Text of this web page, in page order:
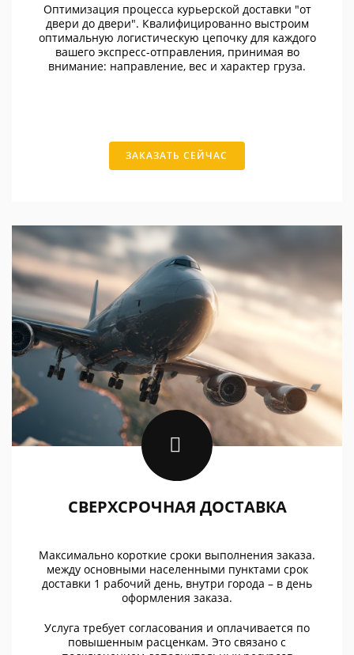
Оптимизация процесса курьерской доставки "от
двери до двери". Квалифицированно выстроим
оптимальную логистическую цепочку для каждого
вашего экспресс-отправления, принимая во
внимание: направление, вес и характер груза.
ЗАКАЗАТЬ СЕЙЧАС
СВЕРХСРОЧНАЯ ДОСТАВКА
Максимально короткие сроки выполнения заказа.
между основными населенными пунктами срок
доставки 1 рабочий день, внутри города – в день
оформления заказа.
Услуга требует согласования и оплачивается по
повышенным расценкам. Это связано с